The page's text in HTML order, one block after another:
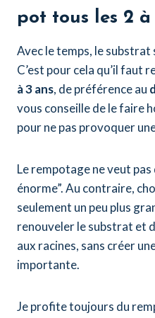
pot tous les 2 à
Avec le temps, le substrat
C’est pour cela qu’il faut
à 3 ans, de préférence au
vous conseille de le faire
pour ne pas provoquer
Le rempotage ne veut
énorme”. Au contraire,
seulement un peu plus
renouveler le substrat et
aux racines, sans créer
importante.
Je profite toujours du